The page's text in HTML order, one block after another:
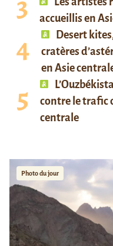
accueillis en
Desert
cratères
en Asie
contre le trafic
centrale
Photo du jour